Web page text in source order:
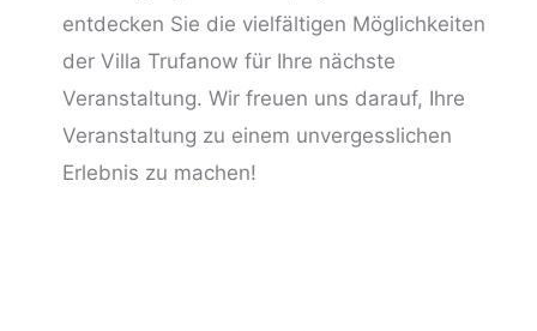
entdecken Sie die vielfältigen Möglichkeiten
der Villa Trufanow für Ihre nächste
Veranstaltung. Wir freuen uns darauf, Ihre
Veranstaltung zu einem unvergesslichen
Erlebnis zu machen!